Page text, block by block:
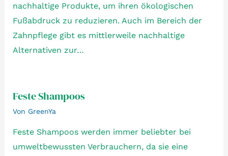
nachhaltige Produkte, um ihren ökologischen
Fußabdruck zu reduzieren. Auch im Bereich der
Zahnpflege gibt es mittlerweile nachhaltige
Alternativen zur…
Feste Shampoos
Von GreenYa
Feste Shampoos werden immer beliebter bei
umweltbewussten Verbrauchern, da sie eine